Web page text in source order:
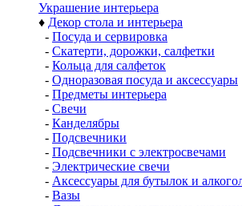
Украшение интерьера
♦ Декор стола и интерьера
- Посуда и сервировка
- Скатерти, дорожки, салфетки
- Кольца для салфеток
- Одноразовая посуда и аксессуары
- Предметы интерьера
- Свечи
- Канделябры
- Подсвечники
- Подсвечники с электросвечами
- Электрические свечи
- Аксессуары для бутылок и
- Вазы